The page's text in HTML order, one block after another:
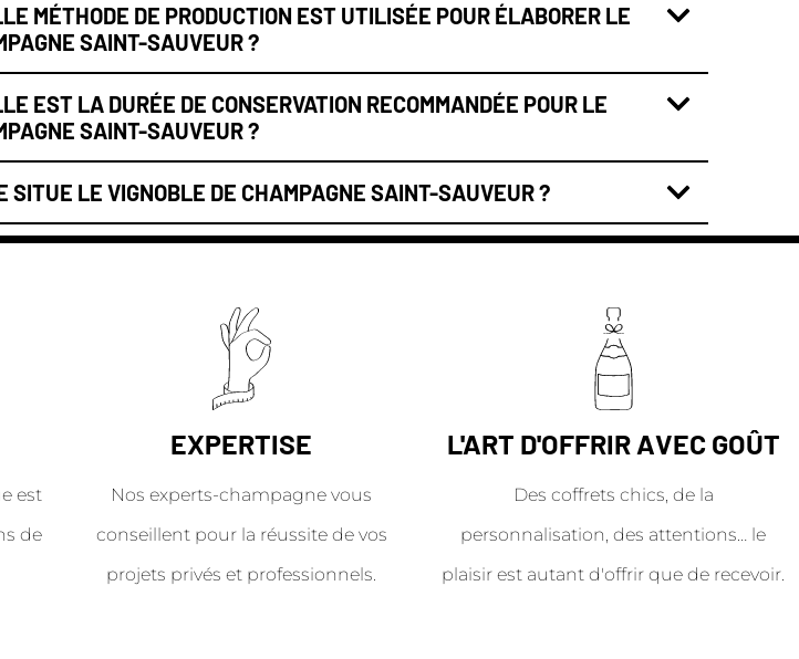
MÉTHODE DE PRODUCTION EST UTILISÉE POUR ÉLABORER LE
SAINT-SAUVEUR ?
EST LA DURÉE DE CONSERVATION RECOMMANDÉE POUR LE
SAINT-SAUVEUR ?
SITUE LE VIGNOBLE DE CHAMPAGNE SAINT-SAUVEUR ?
est
de
EXPERTISE
Nos experts-champagne vous
conseillent pour la réussite de vos
projets privés et professionnels.
L'ART D'OFFRIR AVEC GOÛT
Des coffrets chics, de la
personnalisation, des attentions… le
plaisir est autant d'offrir que de recevoir.